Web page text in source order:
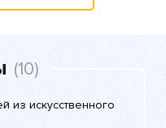
(10)
из искусственного